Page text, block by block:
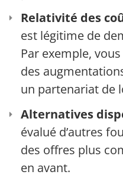
Relativité des
est légitime de
Par exemple,
des
un partenariat de
Alternatives
évalué d’autres
des offres plus
en avant.